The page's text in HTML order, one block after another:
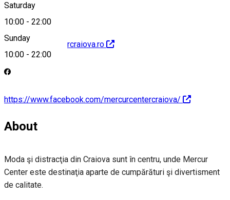
Saturday
10:00 - 22:00
Sunday
10:00 - 22:00
http://www.mercurcraiova.ro
https://www.facebook.com/mercurcentercraiova/
About
Moda şi distracţia din Craiova sunt în centru, unde Mercur
Center este destinaţia aparte de cumpărături şi divertisment
de calitate.